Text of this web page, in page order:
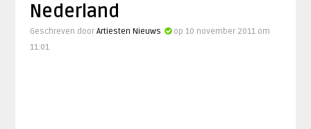
Nederland
Geschreven door Artiesten Nieuws
op 10 november 2011 om
11:01